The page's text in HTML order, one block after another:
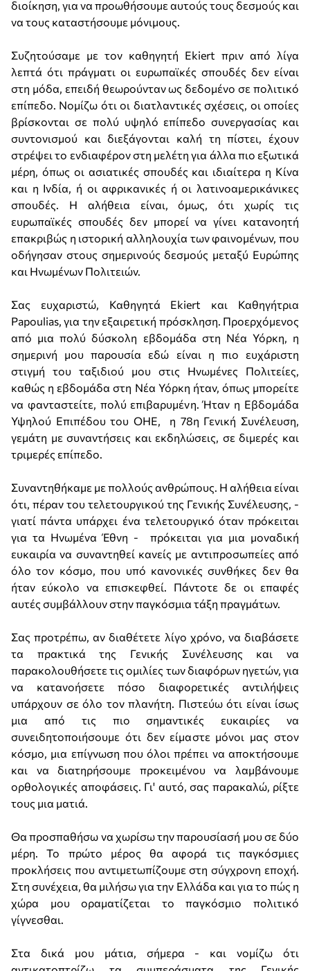
διοίκηση, για να προωθήσουμε αυτούς τους δεσμούς και
να τους καταστήσουμε μόνιμους.
Συζητούσαμε με τον καθηγητή Ekiert πριν από λίγα
λεπτά ότι πράγματι οι ευρωπαϊκές σπουδές δεν είναι
στη μόδα, επειδή θεωρούνταν ως δεδομένο σε πολιτικό
επίπεδο. Νομίζω ότι οι διατλαντικές σχέσεις, οι οποίες
βρίσκονται σε πολύ υψηλό επίπεδο συνεργασίας και
συντονισμού και διεξάγονται καλή τη πίστει, έχουν
στρέψει το ενδιαφέρον στη μελέτη για άλλα πιο εξωτικά
μέρη, όπως οι ασιατικές σπουδές και ιδιαίτερα η Κίνα
και η Ινδία, ή οι αφρικανικές ή οι λατινοαμερικάνικες
σπουδές. Η αλήθεια είναι, όμως, ότι χωρίς τις
ευρωπαϊκές σπουδές δεν μπορεί να γίνει κατανοητή
επακριβώς η ιστορική αλληλουχία των φαινομένων, που
οδήγησαν στους σημερινούς δεσμούς μεταξύ Ευρώπης
και Ηνωμένων Πολιτειών.
Σας ευχαριστώ, Καθηγητά Ekiert και Καθηγήτρια
Papoulias, για την εξαιρετική πρόσκληση. Προερχόμενος
από μια πολύ δύσκολη εβδομάδα στη Νέα Υόρκη, η
σημερινή μου παρουσία εδώ είναι η πιο ευχάριστη
στιγμή του ταξιδιού μου στις Ηνωμένες Πολιτείες,
καθώς η εβδομάδα στη Νέα Υόρκη ήταν, όπως μπορείτε
να φανταστείτε, πολύ επιβαρυμένη. Ήταν η Εβδομάδα
Υψηλού Επιπέδου του ΟΗΕ, η 78η Γενική Συνέλευση,
γεμάτη με συναντήσεις και εκδηλώσεις, σε διμερές και
τριμερές επίπεδο.
Συναντηθήκαμε με πολλούς ανθρώπους. Η αλήθεια είναι
ότι, πέραν του τελετουργικού της Γενικής Συνέλευσης, -
γιατί πάντα υπάρχει ένα τελετουργικό όταν πρόκειται
για τα Ηνωμένα Έθνη - πρόκειται για μια μοναδική
ευκαιρία να συναντηθεί κανείς με αντιπροσωπείες από
όλο τον κόσμο, που υπό κανονικές συνθήκες δεν θα
ήταν εύκολο να επισκεφθεί. Πάντοτε δε οι επαφές
αυτές συμβάλλουν στην παγκόσμια τάξη πραγμάτων.
Σας προτρέπω, αν διαθέτετε λίγο χρόνο, να διαβάσετε
τα πρακτικά της Γενικής Συνέλευσης και να
παρακολουθήσετε τις ομιλίες των διαφόρων ηγετών, για
να κατανοήσετε πόσο διαφορετικές αντιλήψεις
υπάρχουν σε όλο τον πλανήτη. Πιστεύω ότι είναι ίσως
μια από τις πιο σημαντικές ευκαιρίες να
συνειδητοποιήσουμε ότι δεν είμαστε μόνοι μας στον
κόσμο, μια επίγνωση που όλοι πρέπει να αποκτήσουμε
και να διατηρήσουμε προκειμένου να λαμβάνουμε
ορθολογικές αποφάσεις. Γι' αυτό, σας παρακαλώ, ρίξτε
τους μια ματιά.
Θα προσπαθήσω να χωρίσω την παρουσίασή μου σε δύο
μέρη. Το πρώτο μέρος θα αφορά τις παγκόσμιες
προκλήσεις που αντιμετωπίζουμε στη σύγχρονη εποχή.
Στη συνέχεια, θα μιλήσω για την Ελλάδα και για το πώς η
χώρα μου οραματίζεται το παγκόσμιο πολιτικό
γίγνεσθαι.
Στα δικά μου μάτια, σήμερα - και νομίζω ότι